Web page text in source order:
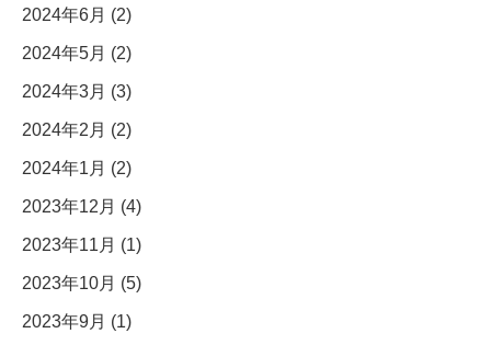
2024年6月 (2)
2024年5月 (2)
2024年3月 (3)
2024年2月 (2)
2024年1月 (2)
2023年12月 (4)
2023年11月 (1)
2023年10月 (5)
2023年9月 (1)